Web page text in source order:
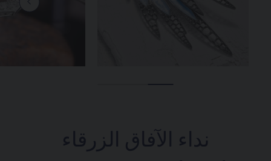
نداء الآفاق الزرقاء